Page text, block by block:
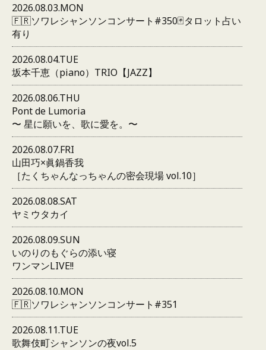
2026.08.03.MON
🇫🇷ソワレシャンソンコンサート#350🃏タロット占い
有り
2026.08.04.TUE
坂本千恵（piano）TRIO【JAZZ】
2026.08.06.THU
Pont de Lumoria
〜 星に願いを、歌に愛を。〜
2026.08.07.FRI
山田巧×眞鍋香我
［たくちゃんなっちゃんの密会現場 vol.10］
2026.08.08.SAT
ヤミウタカイ
2026.08.09.SUN
いのりのもぐらの添い寝
ワンマンLIVE!!
2026.08.10.MON
🇫🇷ソワレシャンソンコンサート#351
2026.08.11.TUE
歌舞伎町シャンソンの夜vol.5